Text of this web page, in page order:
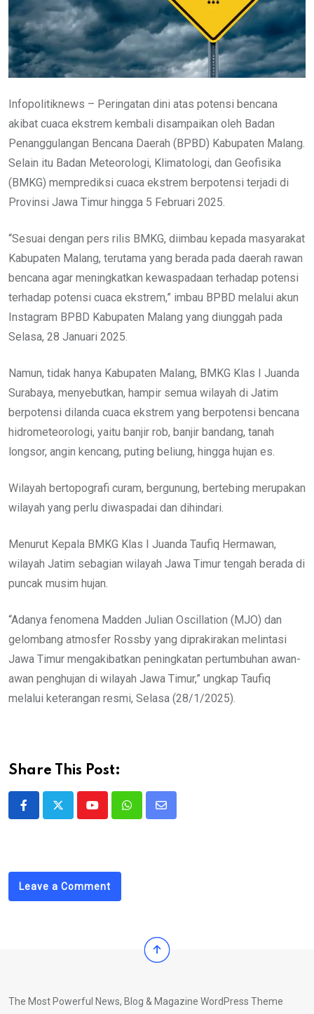
Infopolitiknews – Peringatan dini atas potensi bencana
akibat cuaca ekstrem kembali disampaikan oleh Badan
Penanggulangan Bencana Daerah (BPBD) Kabupaten Malang.
Selain itu Badan Meteorologi, Klimatologi, dan Geofisika
(BMKG) memprediksi cuaca ekstrem berpotensi terjadi di
Provinsi Jawa Timur hingga 5 Februari 2025.
“Sesuai dengan pers rilis BMKG, diimbau kepada masyarakat
Kabupaten Malang, terutama yang berada pada daerah rawan
bencana agar meningkatkan kewaspadaan terhadap potensi
terhadap potensi cuaca ekstrem,” imbau BPBD melalui akun
Instagram BPBD Kabupaten Malang yang diunggah pada
Selasa, 28 Januari 2025.
Namun, tidak hanya Kabupaten Malang, BMKG Klas I Juanda
Surabaya, menyebutkan, hampir semua wilayah di Jatim
berpotensi dilanda cuaca ekstrem yang berpotensi bencana
hidrometeorologi, yaitu banjir rob, banjir bandang, tanah
longsor, angin kencang, puting beliung, hingga hujan es.
Wilayah bertopografi curam, bergunung, bertebing merupakan
wilayah yang perlu diwaspadai dan dihindari.
Menurut Kepala BMKG Klas I Juanda Taufiq Hermawan,
wilayah Jatim sebagian wilayah Jawa Timur tengah berada di
puncak musim hujan.
“Adanya fenomena Madden Julian Oscillation (MJO) dan
gelombang atmosfer Rossby yang diprakirakan melintasi
Jawa Timur mengakibatkan peningkatan pertumbuhan awan-
awan penghujan di wilayah Jawa Timur,” ungkap Taufiq
melalui keterangan resmi, Selasa (28/1/2025).
Share This Post:
YoutubeWhatsappShare
Leave a Comment
The Most Powerful News, Blog & Magazine WordPress Theme